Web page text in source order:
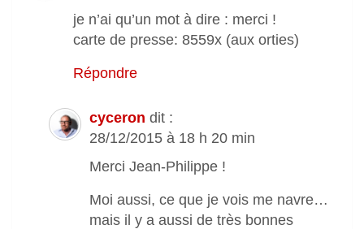
je n’ai qu’un mot à dire : merci !
carte de presse: 8559x (aux orties)
Répondre
cyceron dit :
28/12/2015 à 18 h 20 min
Merci Jean-Philippe !
Moi aussi, ce que je vois me navre…
mais il y a aussi de très bonnes